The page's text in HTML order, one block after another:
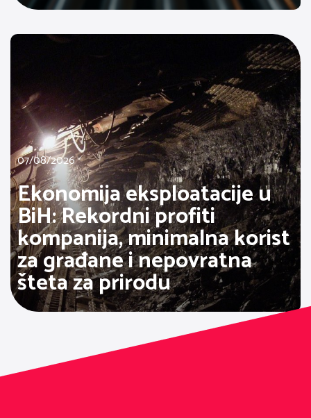
07/08/2026
Ekonomija eksploatacije u
BiH: Rekordni profiti
kompanija, minimalna korist
za građane i nepovratna
šteta za prirodu